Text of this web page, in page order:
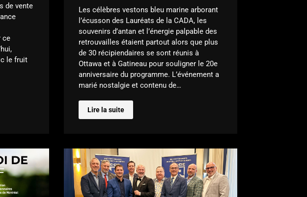
de vente
ce
le fruit
Les célèbres vestons bleu marine arborant
l’écusson des Lauréats de la CADA, les
souvenirs d’antan et l’énergie palpable des
retrouvailles étaient partout alors que plus
de 30 récipiendaires se sont réunis à
Ottawa et à Gatineau pour souligner le 20e
anniversaire du programme. L’événement a
marié nostalgie et contenu de…
Lire la suite